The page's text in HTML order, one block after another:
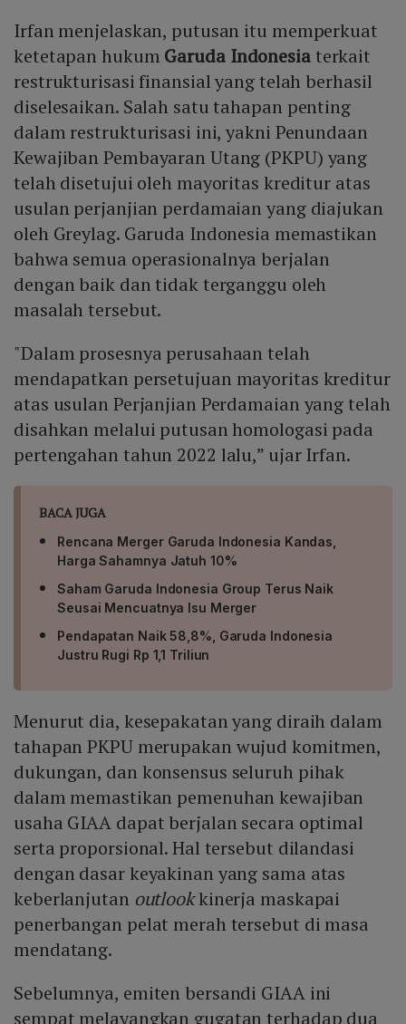
Irfan menjelaskan, putusan itu memperkuat
ketetapan hukum Garuda Indonesiaterkait
restrukturisasi finansial yang telah berhasil
diselesaikan. Salah satu tahapan penting
dalam restrukturisasi ini, yakni Penundaan
Kewajiban Pembayaran Utang (PKPU) yang
telah disetujui oleh mayoritas kreditur atas
usulan perjanjian perdamaian yang diajukan
oleh Greylag. Garuda Indonesia memastikan
bahwa semua operasionalnya berjalan
dengan baik dan tidak terganggu oleh
masalah tersebut.
"Dalam prosesnya perusahaan telah
mendapatkan persetujuan mayoritas kreditur
atas usulan Perjanjian Perdamaian yang telah
disahkan melalui putusan homologasi pada
pertengahan tahun 2022 lalu,” ujar Irfan.
BACA JUGA
Rencana Merger Garuda Indonesia Kandas,
Harga Sahamnya Jatuh 10%
Saham Garuda Indonesia Group Terus Naik
Seusai Mencuatnya Isu Merger
Pendapatan Naik 58,8%, Garuda Indonesia
Justru Rugi Rp 1,1 Triliun
Menurut dia, kesepakatan yang diraih dalam
tahapan PKPU merupakan wujud komitmen,
dukungan, dan konsensus seluruh pihak
dalam memastikan pemenuhan kewajiban
usaha GIAA dapat berjalan secara optimal
serta proporsional. Hal tersebut dilandasi
dengan dasar keyakinan yang sama atas
keberlanjutan outlookkinerja maskapai
penerbangan pelat merah tersebut di masa
mendatang.
Sebelumnya, emiten bersandi GIAA ini
sempat melayangkan gugatan terhadap dua